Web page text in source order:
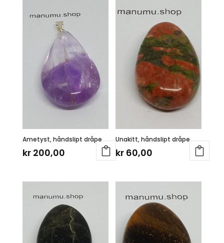
Ametyst, håndslipt dråpe
kr200,00
Unakitt, håndslipt dråpe
kr 60,00